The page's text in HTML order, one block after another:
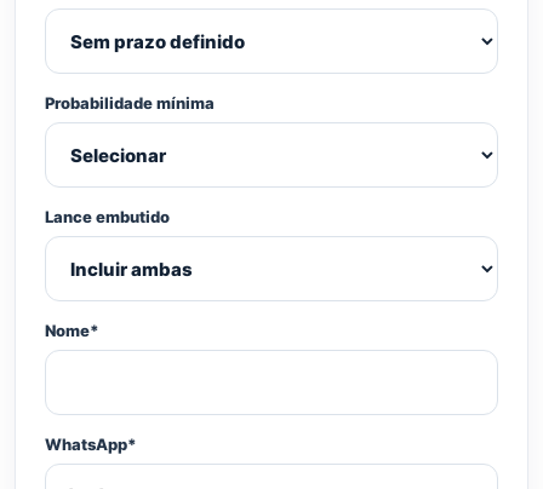
Probabilidade mínima
Lance embutido
Nome*
WhatsApp*